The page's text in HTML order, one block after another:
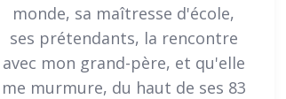
monde, sa maîtresse d'école,
ses prétendants, la rencontre
avec mon grand-père, et qu'elle
me murmure, du haut de ses 83